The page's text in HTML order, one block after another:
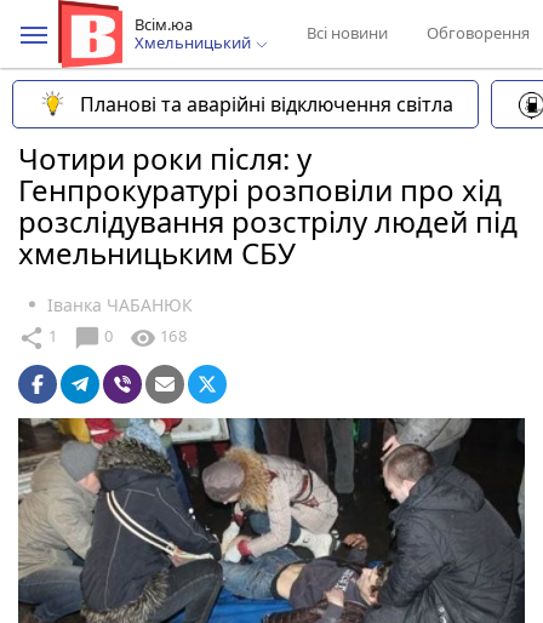
Всім.юа
Хмельницький
Всі новини Обговорення
Планові та аварійні відключення світла
Чотири роки після: у
Генпрокуратурі розповіли про хід
розслідування розстрілу людей під
хмельницьким СБУ
Іванка ЧАБАНЮК
share 1 chat_bubble 0 visibility 168